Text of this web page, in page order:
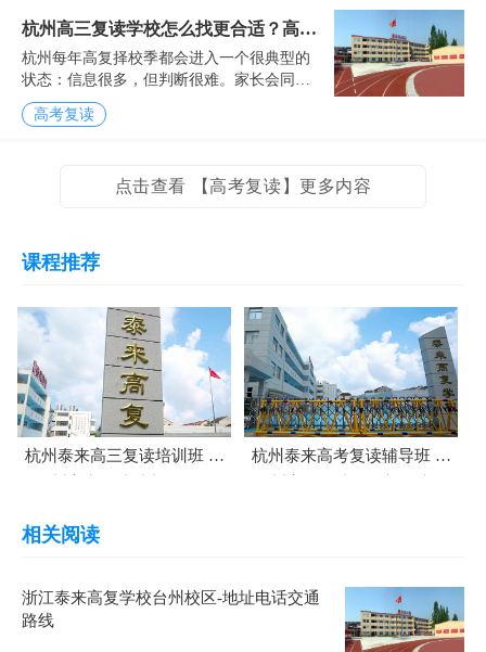
杭州高三复读学校怎么找更合适？高复
班推荐参考
杭州每年高复择校季都会进入一个很典型的
状态：信息很多，但判断很难。家长会同时
看到“封闭管理”“重点班”“提分案...
高考复读
点击查看 【高考复读】更多内容
课程推荐
杭州泰来高三复读培训班 杭
杭州泰来高考复读辅导班 杭
相关阅读
浙江泰来高复学校台州校区-地址电话交通
路线